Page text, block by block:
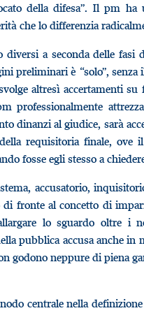
della difesa”. Il pm
che lo differenzia
a seconda delle fasi
preliminari è “solo”,
altresì accertamenti su
professionalmente
dinanzi al giudice, sarà
requisitoria finale,
fosse egli stesso a
accusatorio,
fronte al concetto di
lo sguardo oltre i
pubblica accusa anche
godono neppure di piena
centrale nella